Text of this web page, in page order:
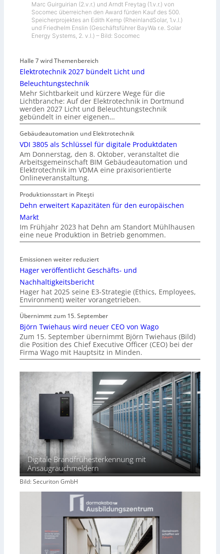
Marc Guirguirian (2.v.r.) und Arndt Freytag (1.v.r.) von
Socomec überreichen den Award fürden Kauf des 500.
Speicherprojektes an Edith Kemp (RheinlandSolar, 1.v.l.)
und Friedhelm Enslin (Geschäftsführer BayWa r.e. Solar
Energy Systems, 2. v.l.) – Bild: Socomec
Halle 7 wird Themenbereich
Elektrotechnik 2027 bündelt Licht und
Beleuchtungstechnik
Mehr Sichtbarkeit und kürzere Wege für die
Lichtbranche: Auf der Elektrotechnik in Dortmund
werden 2027 Licht und Beleuchtungstechnik
gebündelt in einer eigenen…
Gebäudeautomation und Elektrotechnik
VDI 3805 als Schlüssel für digitale Produktdaten
Am Donnerstag, den 8. Oktober, veranstaltet die
Arbeitsgemeinschaft BIM Gebäudeautomation und
Elektrotechnik im VDMA eine praxisorientierte
Onlineveranstaltung.
Produktionsstart in Piteşti
Dehn erweitert Kapazitäten für den europäischen
Markt
Im Frühjahr 2023 hat Dehn am Standort Mühlhausen
eine neue Produktion in Betrieb genommen.
Emissionen weiter reduziert
Hager veröffentlicht Geschäfts- und
Nachhaltigkeitsbericht
Hager hat 2025 seine E3-Strategie (Ethics, Employees,
Environment) weiter vorangetrieben.
Übernimmt zum 15. September
Björn Twiehaus wird neuer CEO von Wago
Zum 15. September übernimmt Björn Twiehaus (Bild)
die Position des Chief Executive Officer (CEO) bei der
Firma Wago mit Hauptsitz in Minden.
Digitale Brandfrühesterkennung mit
Ansaugrauchmeldern
Bild: Securiton GmbH